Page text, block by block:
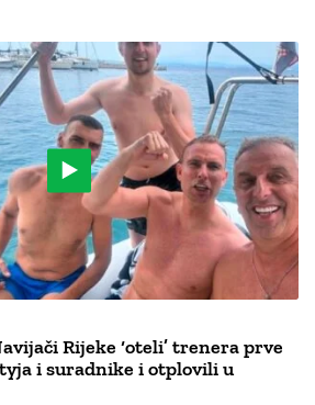
Rijeke ‘oteli’ trenera prve
i suradnike i otplovili u